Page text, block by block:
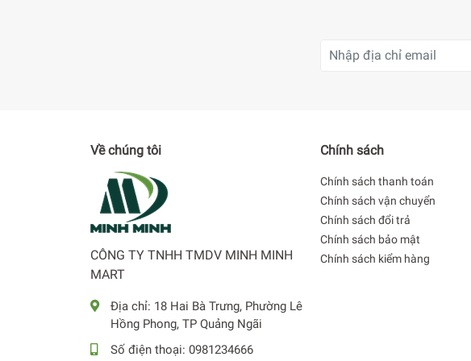
Về chúng tôi
CÔNG TY TNHH TMDV MINH MINH
MART
Địa chỉ: 18 Hai Bà Trưng, Phường Lê
Hồng Phong, TP Quảng Ngãi
Số điện thoại: 0981234666
Chính sách
Chính sách thanh toán
Chính sách vận chuyển
Chính sách đổi trả
Chính sách bảo mật
Chính sách kiểm hàng